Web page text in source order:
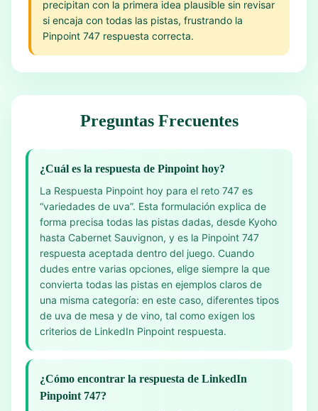
precipitan con la primera idea plausible sin revisar
si encaja con todas las pistas, frustrando la
Pinpoint 747 respuesta correcta.
Preguntas Frecuentes
¿Cuál es la respuesta de Pinpoint hoy?
La Respuesta Pinpoint hoy para el reto 747 es
“variedades de uva”. Esta formulación explica de
forma precisa todas las pistas dadas, desde Kyoho
hasta Cabernet Sauvignon, y es la Pinpoint 747
respuesta aceptada dentro del juego. Cuando
dudes entre varias opciones, elige siempre la que
convierta todas las pistas en ejemplos claros de
una misma categoría: en este caso, diferentes tipos
de uva de mesa y de vino, tal como exigen los
criterios de LinkedIn Pinpoint respuesta.
¿Cómo encontrar la respuesta de LinkedIn
Pinpoint 747?